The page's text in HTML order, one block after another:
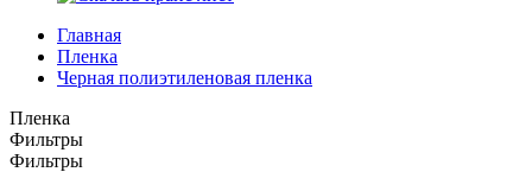
Главная
Пленка
Черная полиэтиленовая пленка
Пленка
Фильтры
Фильтры